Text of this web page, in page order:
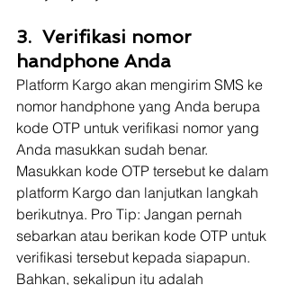
3.  Verifikasi nomor
handphone Anda
Platform Kargo akan mengirim SMS ke
nomor handphone yang Anda berupa
kode OTP untuk verifikasi nomor yang
Anda masukkan sudah benar.
Masukkan kode OTP tersebut ke dalam
platform Kargo dan lanjutkan langkah
berikutnya. Pro Tip: Jangan pernah
sebarkan atau berikan kode OTP untuk
verifikasi tersebut kepada siapapun.
Bahkan, sekalipun itu adalah